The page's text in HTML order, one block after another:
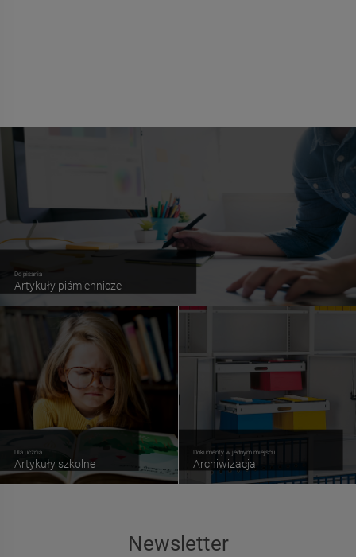
Do pisania
Artykuły piśmiennicze
Dla ucznia
Artykuły szkolne
Dokumenty w jednym miejscu
Archiwizacja
Newsletter